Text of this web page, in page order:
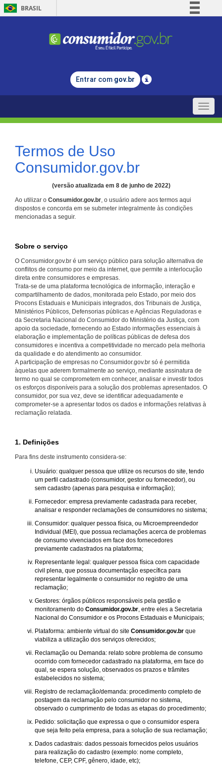
BRASIL
Comunica BR
Legislação
Entrar com gov.br
Toggle
Termos de Uso
Consumidor.gov.br
(versão atualizada em 8 de junho de 2022)
Ao utilizar o Consumidor.gov.br, o usuário adere aos termos aqui
dispostos e concorda em se submeter integralmente às condições
mencionadas a seguir.
Sobre o serviço
O Consumidor.gov.br é um serviço público para solução alternativa de
conflitos de consumo por meio da internet, que permite a interlocução
direta entre consumidores e empresas.
Trata-se de uma plataforma tecnológica de informação, interação e
compartilhamento de dados, monitorada pelo Estado, por meio dos
Procons Estaduais e Municipais integrados, dos Tribunais de Justiça,
Ministérios Públicos, Defensorias públicas e Agências Reguladoras e
da Secretaria Nacional do Consumidor do Ministério da Justiça, com
apoio da sociedade, fornecendo ao Estado informações essenciais à
elaboração e implementação de políticas públicas de defesa dos
consumidores e incentiva a competitividade no mercado pela melhoria
da qualidade e do atendimento ao consumidor.
A participação de empresas no Consumidor.gov.br só é permitida
àquelas que aderem formalmente ao serviço, mediante assinatura de
termo no qual se comprometem em conhecer, analisar e investir todos
os esforços disponíveis para a solução dos problemas apresentados. O
consumidor, por sua vez, deve se identificar adequadamente e
comprometer-se a apresentar todos os dados e informações relativas à
reclamação relatada.
1. Definições
Para fins deste instrumento considera-se:
Usuário: qualquer pessoa que utilize os recursos do site, tendo
um perfil cadastrado (consumidor, gestor ou fornecedor), ou
sem cadastro (apenas para pesquisa e informação);
Fornecedor: empresa previamente cadastrada para receber,
analisar e responder reclamações de consumidores no sistema;
Consumidor: qualquer pessoa física, ou Microempreendedor
Individual (MEI), que possua reclamações acerca de problemas
de consumo vivenciados em face dos fornecedores
previamente cadastrados na plataforma;
Representante legal: qualquer pessoa física com capacidade
civil plena, que possua documentação específica para
representar legalmente o consumidor no registro de uma
reclamação;
Gestores: órgãos públicos responsáveis pela gestão e
monitoramento do Consumidor.gov.br, entre eles a Secretaria
Nacional do Consumidor e os Procons Estaduais e Municipais;
Plataforma: ambiente virtual do site Consumidor.gov.br que
viabiliza a utilização dos serviços oferecidos;
Reclamação ou Demanda: relato sobre problema de consumo
ocorrido com fornecedor cadastrado na plataforma, em face do
qual, se espera solução, observados os prazos e trâmites
estabelecidos no sistema;
Registro de reclamação/demanda: procedimento completo de
postagem da reclamação pelo consumidor no sistema,
observado o cumprimento de todas as etapas do procedimento;
Pedido: solicitação que expressa o que o consumidor espera
que seja feito pela empresa, para a solução de sua reclamação;
Dados cadastrais: dados pessoais fornecidos pelos usuários
para realização do cadastro (exemplo: nome completo,
telefone, CEP, CPF, gênero, idade, etc);